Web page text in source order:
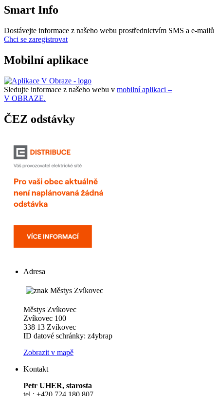
Smart Info
Dostávejte informace z našeho webu prostřednictvím SMS a e-mailů
Chci se zaregistrovat
Mobilní aplikace
Sledujte informace z našeho webu v mobilní aplikaci –
V OBRAZE.
ČEZ odstávky
Adresa
Městys Zvíkovec
Zvíkovec 100
338 13 Zvíkovec
ID datové schránky: z4ybrap
Zobrazit v mapě
Kontakt
Petr UHER, starosta
tel.: +420 724 180 807